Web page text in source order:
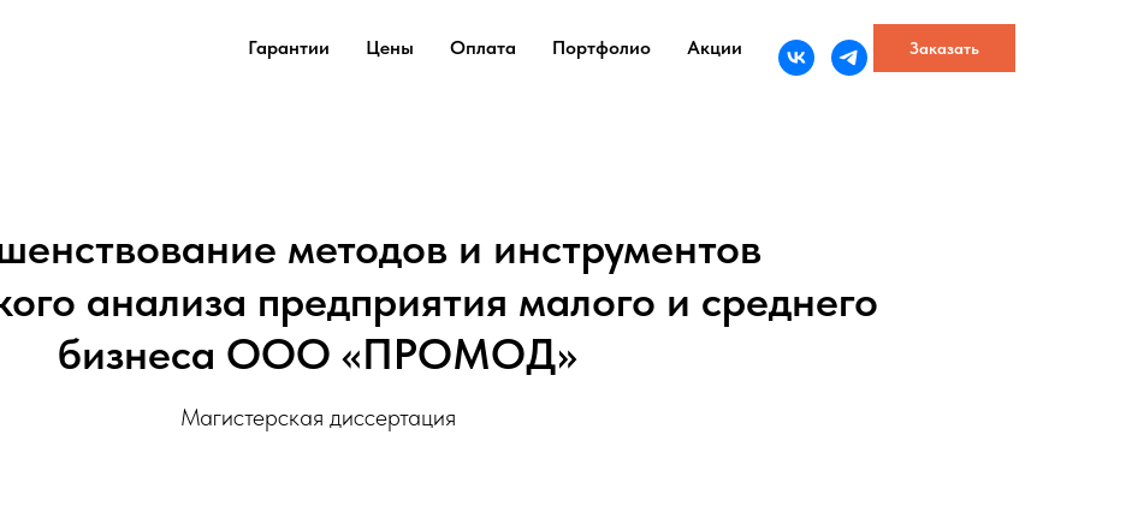
Гарантии Цены Оплата Портфолио Акции Заказать
методов и инструментов
анализа предприятия малого и среднего
бизнеса ООО «ПРОМОД»
Магистерская диссертация